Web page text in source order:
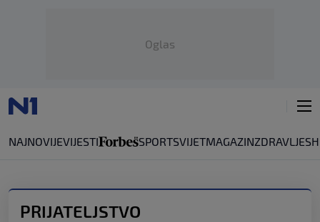
Oglas
NAJNOVIJEVIJESTI SPORTSVIJETMAGAZINZDRAVLJE
PRIJATELJSTVO